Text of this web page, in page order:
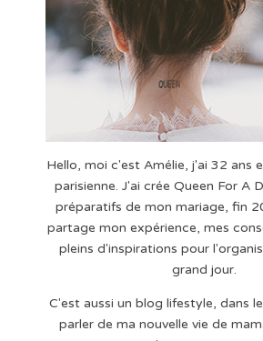
Hello, moi c'est Amélie, j'ai 32 ans
parisienne. J'ai crée Queen For A
préparatifs de mon mariage, fin
partage mon expérience, mes
pleins d'inspirations pour
grand jour.
C'est aussi un blog lifestyle, dans
parler de ma nouvelle vie de